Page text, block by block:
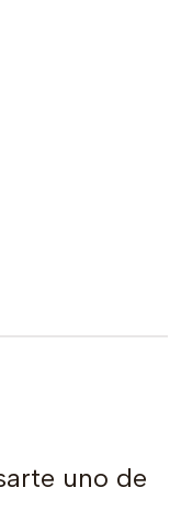
uno de